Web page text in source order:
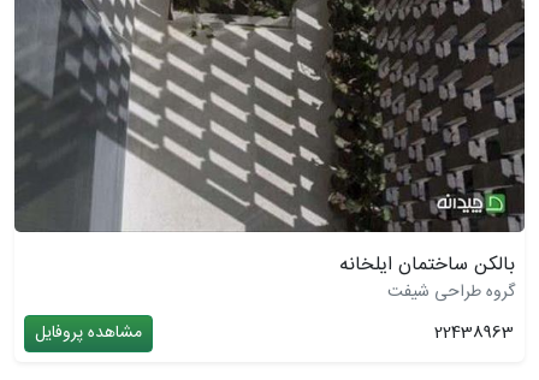
بالکن ساختمان ایلخانه
گروه طراحی شیفت
22438963
مشاهده پروفایل